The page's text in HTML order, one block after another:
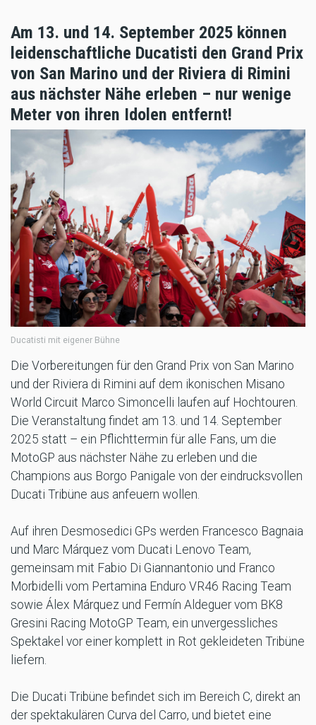
Am 13. und 14. September 2025 können
leidenschaftliche Ducatisti den Grand Prix
von San Marino und der Riviera di Rimini
aus nächster Nähe erleben – nur wenige
Meter von ihren Idolen entfernt!
Ducatisti mit eigener Bühne
Die Vorbereitungen für den Grand Prix von San Marino
und der Riviera di Rimini auf dem ikonischen Misano
World Circuit Marco Simoncelli laufen auf Hochtouren.
Die Veranstaltung findet am 13. und 14. September
2025 statt – ein Pflichttermin für alle Fans, um die
MotoGP aus nächster Nähe zu erleben und die
Champions aus Borgo Panigale von der eindrucksvollen
Ducati Tribüne aus anfeuern wollen.
Auf ihren Desmosedici GPs werden Francesco Bagnaia
und Marc Márquez vom Ducati Lenovo Team,
gemeinsam mit Fabio Di Giannantonio und Franco
Morbidelli vom Pertamina Enduro VR46 Racing Team
sowie Álex Márquez und Fermín Aldeguer vom BK8
Gresini Racing MotoGP Team, ein unvergessliches
Spektakel vor einer komplett in Rot gekleideten Tribüne
liefern.
Die Ducati Tribüne befindet sich im Bereich C, direkt an
der spektakulären Curva del Carro, und bietet eine